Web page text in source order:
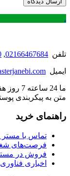
.
تلفن 02166467684
,
ایمیل
ما 24
متن به پیکربندی
راهنمای خرید
تماس با مستر
فرصت‌های
فروش در
اخباری فناوری